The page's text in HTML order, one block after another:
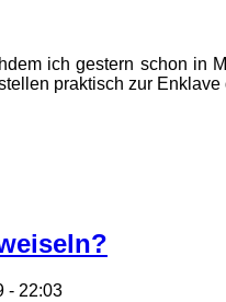
ich gestern schon in
praktisch zur
- 22:03